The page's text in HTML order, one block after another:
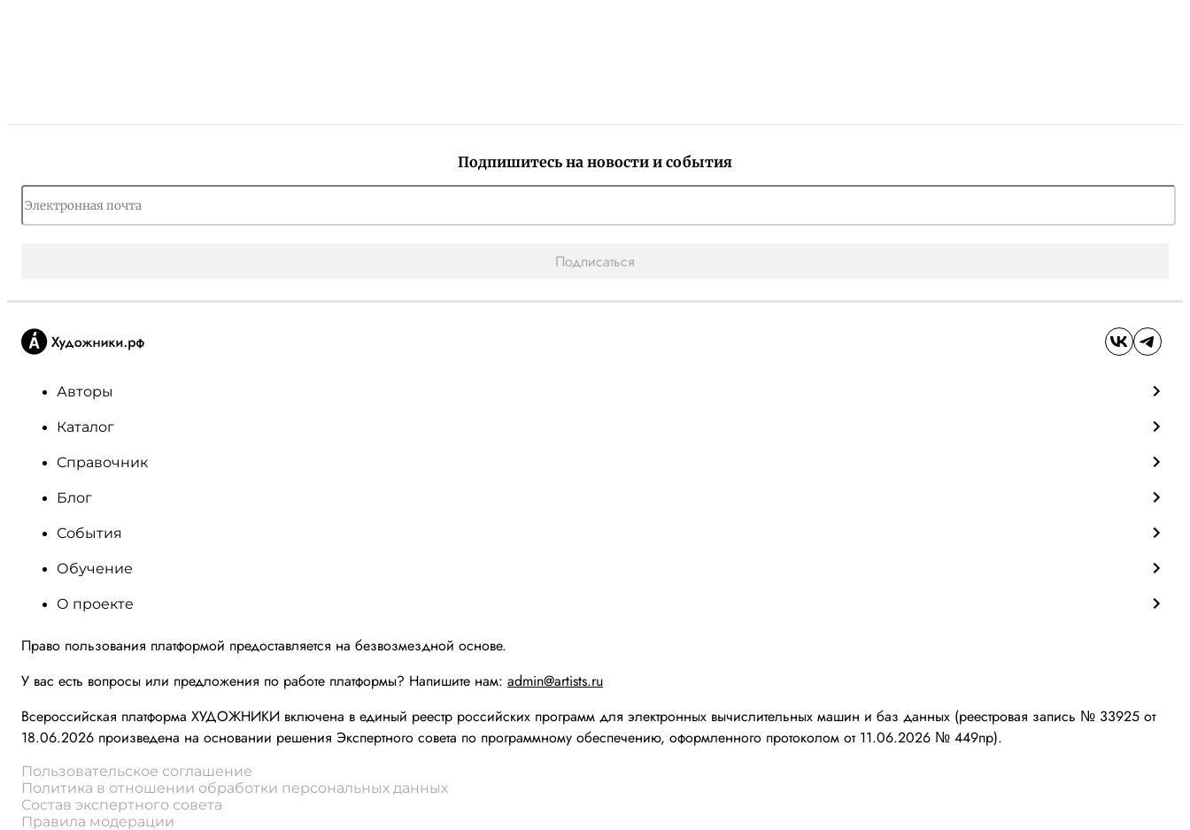
Подпишитесь на новости и события
Подписаться
Авторы
Каталог
Справочник
Блог
События
Обучение
О проекте
Право пользования платформой предоставляется на безвозмездной основе.
У вас есть вопросы или предложения по работе платформы? Напишите нам: admin@artists.ru
Всероссийская платформа ХУДОЖНИКИ включена в единый реестр российских программ для электронных вычислительных машин и баз данных (реестровая запись № 33925 от
18.06.2026 произведена на основании решения Экспертного совета по программному обеспечению, оформленного протоколом от 11.06.2026 № 449пр).
Пользовательское соглашение
Политика в отношении обработки персональных данных
Состав экспертного совета
Правила модерации